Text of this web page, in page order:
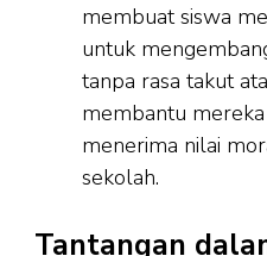
membuat siswa
untuk
tanpa rasa takut
membantu
menerima nilai
sekolah.
Tantangan